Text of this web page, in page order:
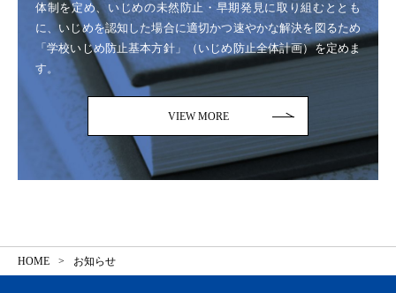
体制を定め、いじめの未然防止・早期発見に取り組むととも
に、いじめを認知した場合に適切かつ速やかな解決を図るため
「学校いじめ防止基本方針」（いじめ防止全体計画）を定めま
す。
VIEW MORE
HOME お知らせ